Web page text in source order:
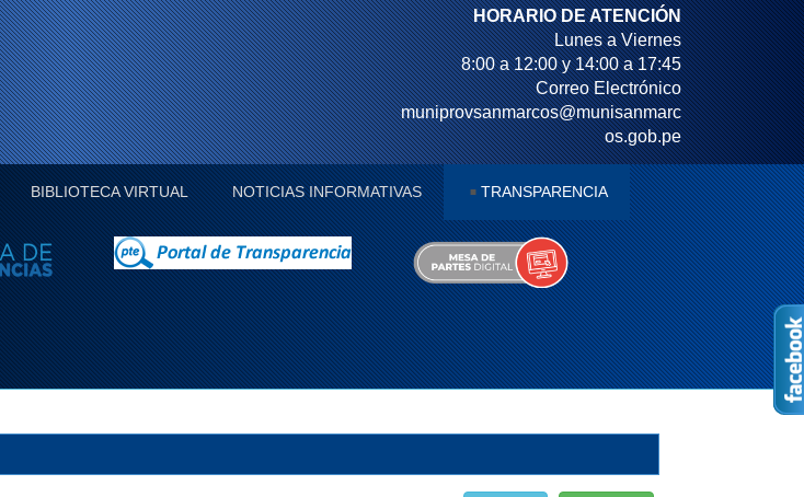
HORARIO DE ATENCIÓN
Lunes a Viernes
8:00 a 12:00 y 14:00 a 17:45
Correo Electrónico
muniprovsanmarcos@munisanmarc
os.gob.pe
BIBLIOTECA VIRTUAL NOTICIAS INFORMATIVAS TRANSPARENCIA